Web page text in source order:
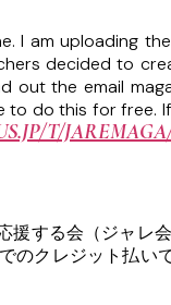
I am uploading
decided to
the email
do this for free.
T/
する会（ジャレ
のクレジット払